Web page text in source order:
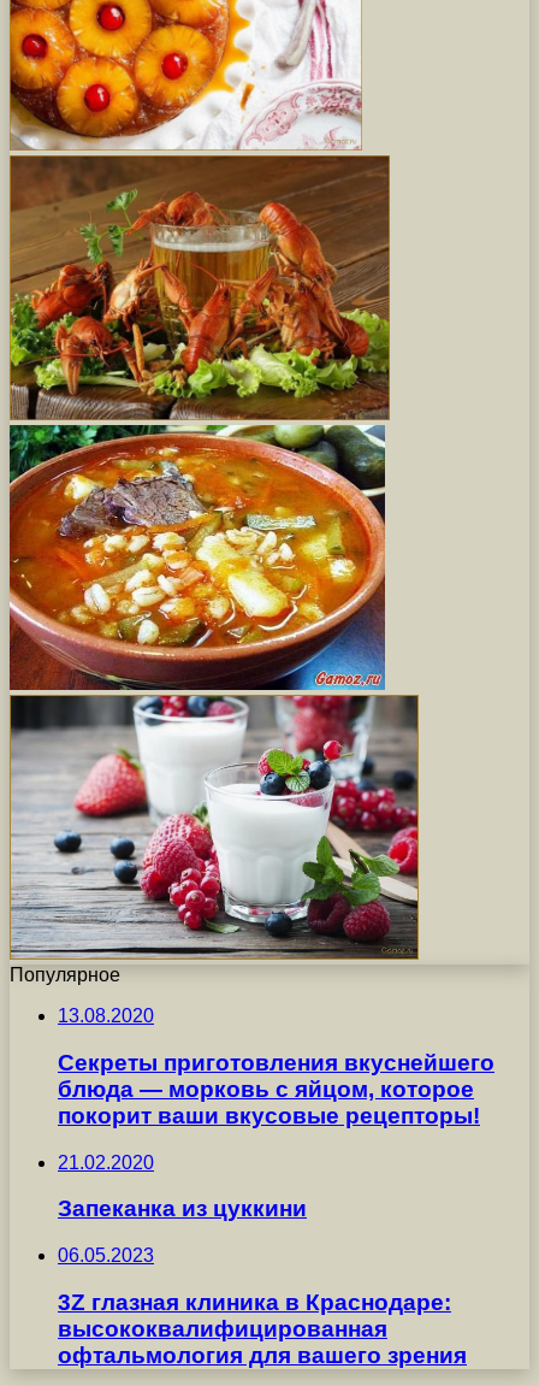
Популярное
13.08.2020
Секреты приготовления вкуснейшего
блюда — морковь с яйцом, которое
покорит ваши вкусовые рецепторы!
21.02.2020
Запеканка из цуккини
06.05.2023
3Z глазная клиника в Краснодаре:
высококвалифицированная
офтальмология для вашего зрения